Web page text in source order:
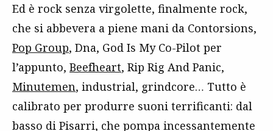
Ed è rock senza virgolette, finalmente rock,
che si abbevera a piene mani da Contorsions,
Pop Group, Dna, God Is My Co-Pilot per
l’appunto, Beefheart, Rip Rig And Panic,
Minutemen, industrial, grindcore… Tutto è
calibrato per produrre suoni terrificanti: dal
basso di Pisarri, che pompa incessantemente